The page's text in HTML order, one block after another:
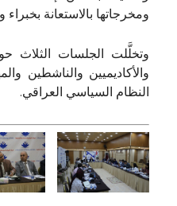
ومخرجاتها بالاستعانة
وتخلَّلت الجلسات الثلاث
والأكاديميين والناشطين
النظام السياسي العراقي.